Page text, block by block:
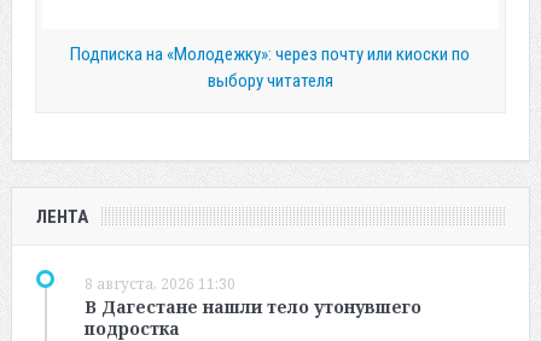
Подписка на «Молодежку»: через почту или киоски по
выбору читателя
ЛЕНТА
8 августа, 2026 11:30
В Дагестане нашли тело утонувшего
подростка